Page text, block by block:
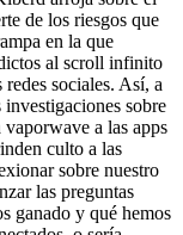
de los riesgos que
en la que
al scroll infinito
sociales. Así, a
sobre
vaporwave a las apps
culto a las
sobre nuestro
las preguntas
ganado y qué hemos